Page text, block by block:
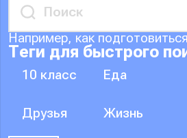
Например, как
Теги для быстрого
10 класс
Друзья
Еда
Жизнь